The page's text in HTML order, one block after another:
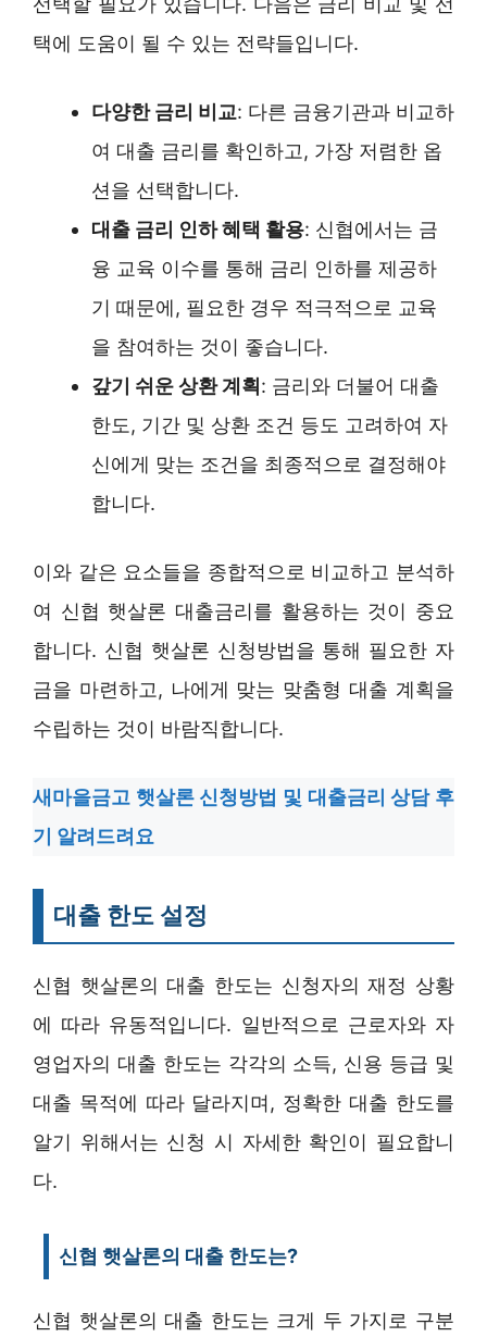
택에 도움이 될 수 있는 전략들입니다.
다양한 금리 비교: 다른 금융기관과 비교하
여 대출 금리를 확인하고, 가장 저렴한 옵
션을 선택합니다.
대출 금리 인하 혜택 활용: 신협에서는 금
융 교육 이수를 통해 금리 인하를 제공하
기 때문에, 필요한 경우 적극적으로 교육
을 참여하는 것이 좋습니다.
갚기 쉬운 상환 계획: 금리와 더불어 대출
한도, 기간 및 상환 조건 등도 고려하여 자
신에게 맞는 조건을 최종적으로 결정해야
합니다.
이와 같은 요소들을 종합적으로 비교하고 분석하
여 신협 햇살론 대출금리를 활용하는 것이 중요
합니다. 신협 햇살론 신청방법을 통해 필요한 자
금을 마련하고, 나에게 맞는 맞춤형 대출 계획을
수립하는 것이 바람직합니다.
새마을금고 햇살론 신청방법 및 대출금리 상담 후
기 알려드려요
대출 한도 설정
신협 햇살론의 대출 한도는 신청자의 재정 상황
에 따라 유동적입니다. 일반적으로 근로자와 자
영업자의 대출 한도는 각각의 소득, 신용 등급 및
대출 목적에 따라 달라지며, 정확한 대출 한도를
알기 위해서는 신청 시 자세한 확인이 필요합니
다.
신협 햇살론의 대출 한도는?
신협 햇살론의 대출 한도는 크게 두 가지로 구분